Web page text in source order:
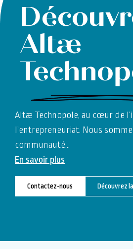
Altæ
Altæ Technopole, au cœur de
l’entrepreneuriat. Nous
communauté…
En savoir plus
Contactez-nous Découvrez